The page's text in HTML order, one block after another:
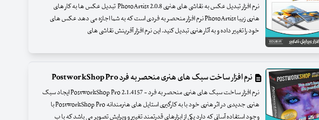
نرم افزار تبدیل عکس به نقاشی های هنری PhotoArtist 2.0.8 تبدیل عکس ها به کار های
هنری زیبا PhotoArtist نرم افزار منحصر به فردی است که به شما اجازه می دهد عکس های
خود را تغییر داده و به آثار هنری تبدیل کنید. این نرم افزار آفرینش نقاشی های
نرم افزار ساخت سبک های هنری منحصر به فرد PostworkShop Pro
نرم افزار ساخت سبک های هنری منحصر به فرد - PostworkShop Pro 2.1.4157 ایجاد سبک
هنری جدیدی در اثر هنری خود با به کارگیری استایل های هنرمندانه PostworkShop Pro با
وجود استفاده آسانی که دارد یکی از ابزارهای قدرتمند تغییر و ویرایش تصویر می باشد که با ب